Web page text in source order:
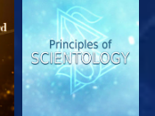
EXPLORA LAS
SERIES